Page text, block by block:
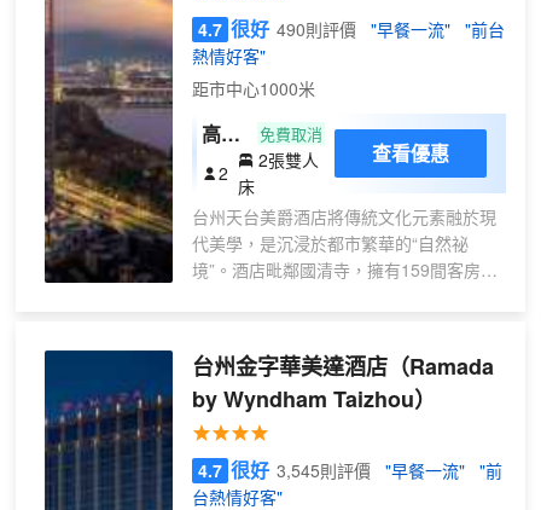
4.7 很好 490則評價 "早餐一流"
"前台
熱情好客"
距市中心1000米
高級
城景
雙床
房
免費取消
2
2張雙人
床
查看優惠
台州天台美爵酒店將傳統文化元素融於現
代美學，是沉浸於都市繁華的“自然祕
境”。酒店毗鄰國清寺，擁有159間客房和
地特色小吃。在美爵酒店，本持洋溢當地
特色的品牌特點，讓您在入住期間，踏上
當地探索之旅，享受全方位的感官體驗。
台州金字華美達酒店（Ramada
by Wyndham Taizhou）
4.7 很好 3,545則評價 "早餐一流"
"前
台熱情好客"